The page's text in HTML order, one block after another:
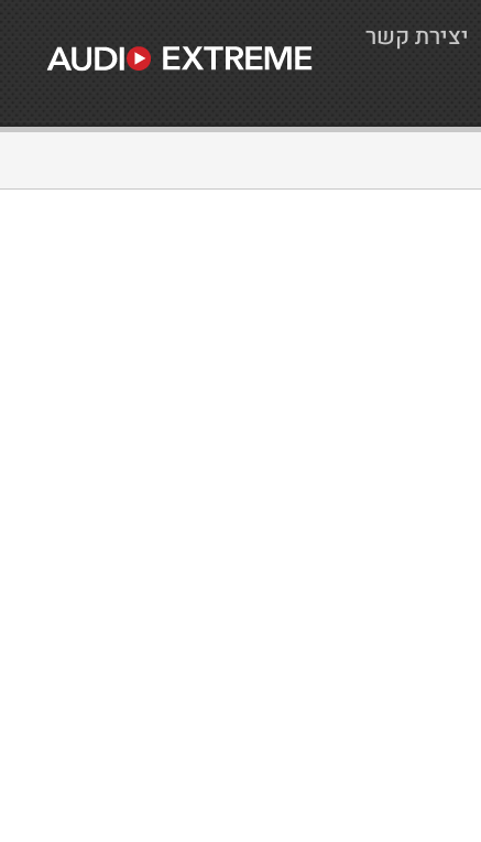
יצירת קשר